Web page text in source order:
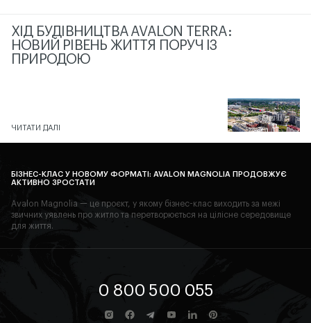
ХІД БУДІВНИЦТВА AVALON TERRA:
НОВИЙ РІВЕНЬ ЖИТТЯ ПОРУЧ ІЗ
ПРИРОДОЮ
ЧИТАТИ ДАЛІ
БІЗНЕС-КЛАС У НОВОМУ ФОРМАТІ: AVALON MAGNOLIA ПРОДОВЖУЄ
АКТИВНО ЗРОСТАТИ
Avalon Magnolia — це проєкт, у якому бізнес-клас виходить за межі
звичних уявлень про житло та перетворюється на цілісне середовище
для життя.
0 800 500 055